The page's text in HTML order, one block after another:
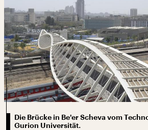
Die Brücke in Be'er Scheva vom
Gurion Universität.